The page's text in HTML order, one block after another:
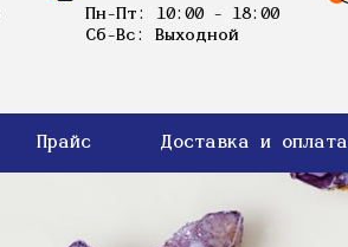
Пн-Пт: 10:00 - 18:00
Сб-Вс: Выходной
Прайс Доставка и оплата